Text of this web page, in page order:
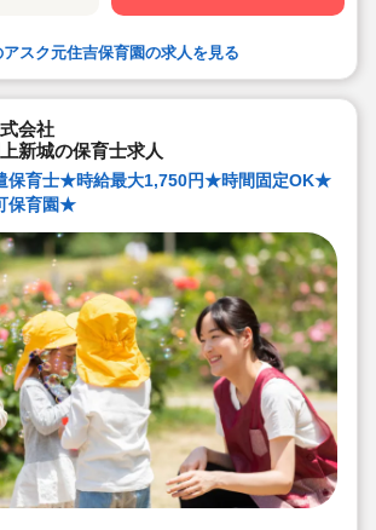
アスク元住吉保育園の求人を見る
会社
新城の保育士求人
保育士★時給最大1,750円★時間固定OK★
保育園★